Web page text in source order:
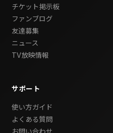
チケット掲示板
ファンブログ
友達募集
ニュース
TV放映情報
サポート
使い方ガイド
よくある質問